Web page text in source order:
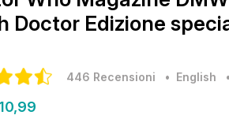
Doctor Edizione
446 Recensioni • English